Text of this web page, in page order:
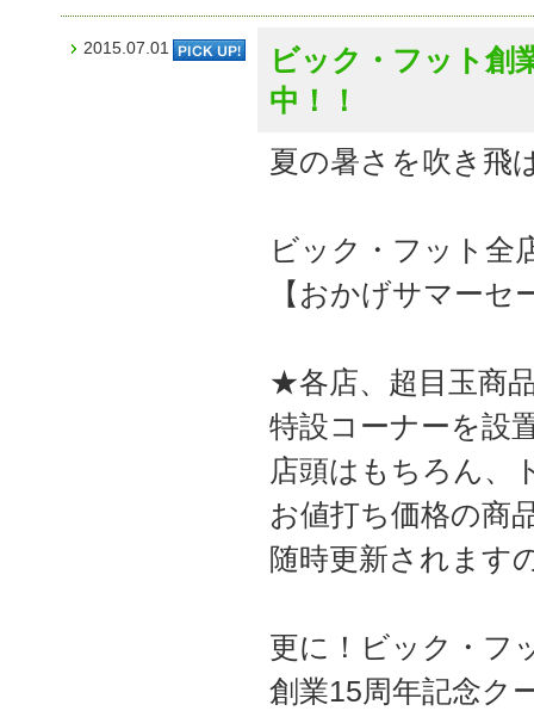
2015.07.01
ビック・フット創
中！！
夏の暑さを吹き飛
ビック・フット全
【おかげサマーセ
★各店、超目玉商
特設コーナーを設
店頭はもちろん、
お値打ち価格の商
随時更新されます
更に！ビック・フ
創業15周年記念ク